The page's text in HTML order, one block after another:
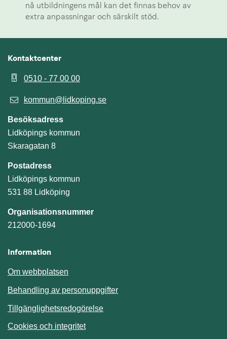
nå utbildningens mål kan det finnas behov av
extra anpassningar och särskilt stöd.
Kontaktcenter
0510 - 77 00 00
kommun@lidkoping.se
Besöksadress
Lidköpings kommun
Skaragatan 8
Postadress
Lidköpings kommun
531 88 Lidköping
Organisationsnummer
212000-1694
Information
Om webbplatsen
Behandling av personuppgifter
Tillgänglighetsredogörelse
Cookies och integritet